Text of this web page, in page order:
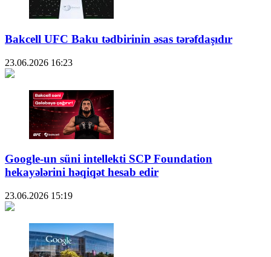
Bakcell UFC Baku tədbirinin əsas tərəfdaşıdır
23.06.2026 16:23
Google-un süni intellekti SCP Foundation
hekayələrini həqiqət hesab edir
23.06.2026 15:19